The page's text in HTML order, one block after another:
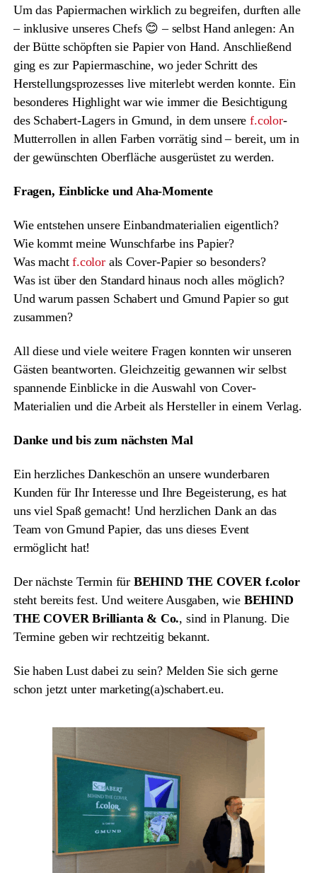
Um das Papiermachen wirklich zu begreifen, durften alle
– inklusive unseres Chefs 😊 – selbst Hand anlegen: An
der Bütte schöpften sie Papier von Hand. Anschließend
ging es zur Papiermaschine, wo jeder Schritt des
Herstellungsprozesses live miterlebt werden konnte. Ein
besonderes Highlight war wie immer die Besichtigung
des Schabert-Lagers in Gmund, in dem unseref.color-
Mutterrollen in allen Farben vorrätig sind – bereit, um in
der gewünschten Oberfläche ausgerüstet zu werden.
Fragen, Einblicke und Aha-Momente
Wie entstehen unsere Einbandmaterialien eigentlich?
Wie kommt meine Wunschfarbe ins Papier?
Was machtf.colorals Cover-Papier so besonders?
Was ist über den Standard hinaus noch alles möglich?
Und warum passen Schabert und Gmund Papier so gut
zusammen?
All diese und viele weitere Fragen konnten wir unseren
Gästen beantworten. Gleichzeitig gewannen wir selbst
spannende Einblicke in die Auswahl von Cover-
Materialien und die Arbeit als Hersteller in einem Verlag.
Danke und bis zum nächsten Mal
Ein herzliches Dankeschön an unsere wunderbaren
Kunden für Ihr Interesse und Ihre Begeisterung, es hat
uns viel Spaß gemacht! Und herzlichen Dank an das
Team von Gmund Papier, das uns dieses Event
ermöglicht hat!
Der nächste Termin für BEHIND THE COVER f.color
steht bereits fest. Und weitere Ausgaben, wie BEHIND
THE COVER Brillianta & Co., sind in Planung. Die
Termine geben wir rechtzeitig bekannt.
Sie haben Lust dabei zu sein? Melden Sie sich gerne
schon jetzt unter marketing(a)schabert.eu.